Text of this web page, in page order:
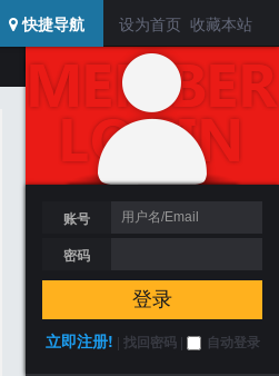
设为首页 收藏本站
快捷导航
登陆 / 注册
搜索
USERCENTER
账号
密码
登录
立即注册! | 找回密码| 自动登录